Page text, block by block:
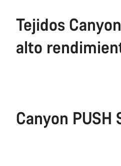
Tejidos
alto
Canyon PUSH